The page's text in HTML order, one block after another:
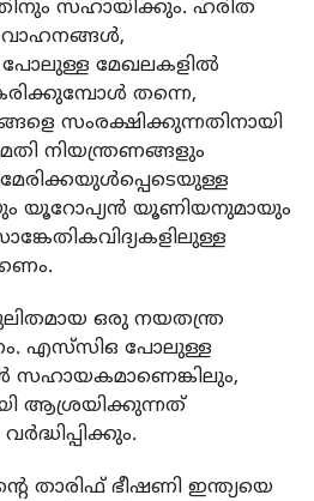
സഹായിക്കും. ഹരിത
വാഹനങ്ങൾ,
മേഖലകളിൽ
തന്നെ,
സംരക്ഷിക്കുന്നതിനായി
നിയന്ത്രണങ്ങളും
യൂറോപ്യൻ യൂണിയനുമായും
ഒരു നയതന്ത്ര
എസ്‌സി‌ഒ പോലുള്ള
സഹായകമാണെങ്കിലും,
ആശ്രയിക്കുന്നത്
താരിഫ് ഭീഷണി ഇന്ത്യയെ